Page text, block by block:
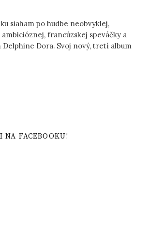
siaham po hudbe neobvyklej,
francúzskej speváčky a
Dora. Svoj nový, tretí album
NA FACEBOOKU!